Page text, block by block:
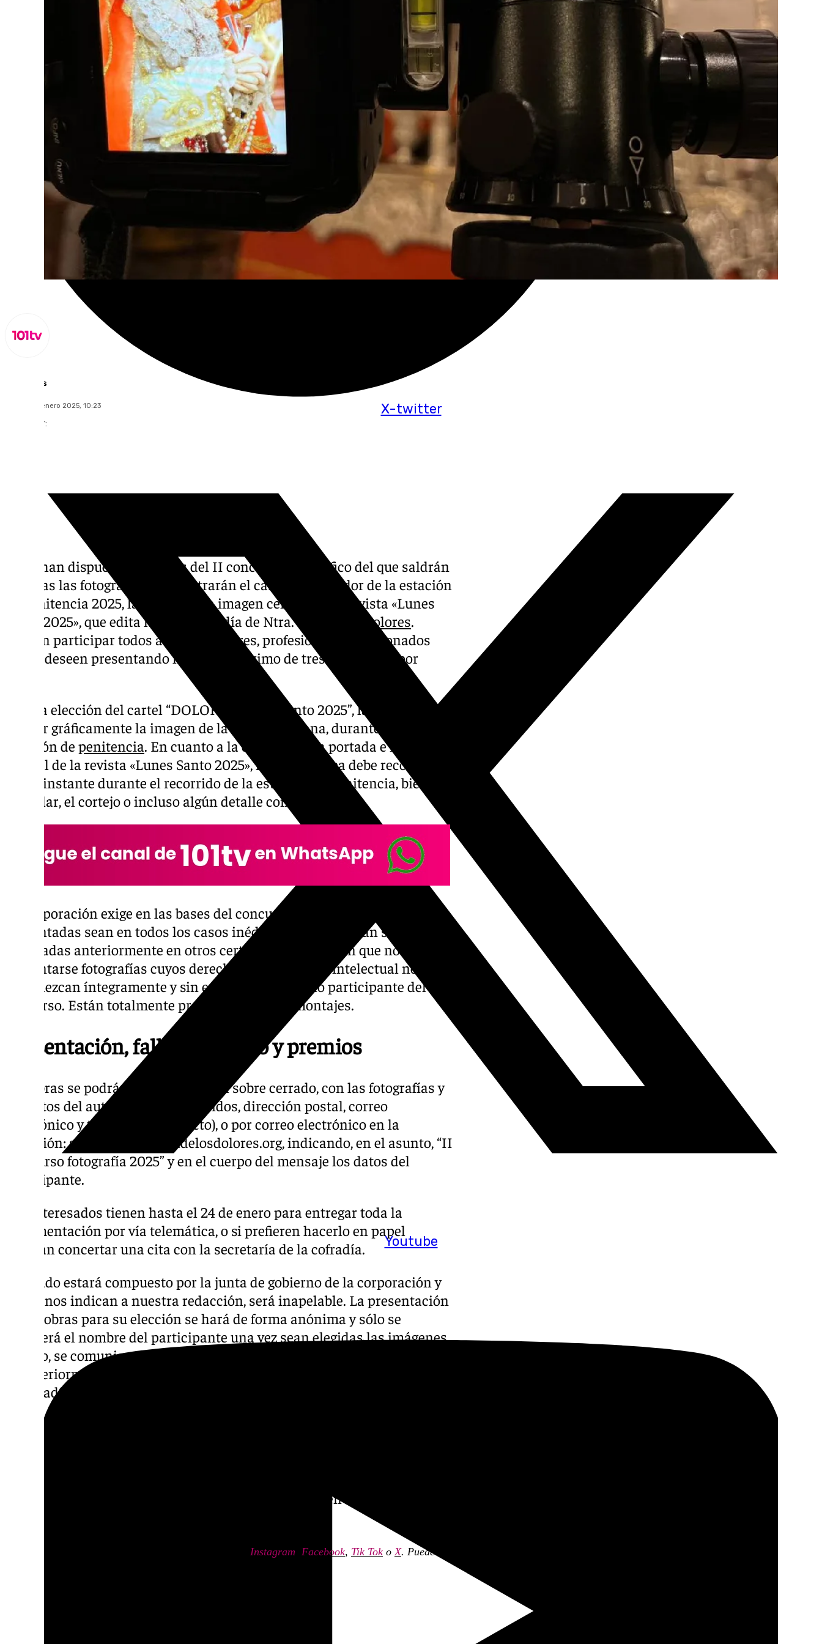
X-twitter
Youtube
Lynx Devs
martes, 14 enero 2025, 10:23
Compartir:
Ya se han dispuesto las bases del II concurso fotográfico del que saldrán
elegidas las fotografías que ilustrarán el cartel anunciador de la estación
de penitencia 2025, la portada y la imagen central de la revista «Lunes
Santo 2025», que edita la Real Cofradía de Ntra. Sra. de los
Dolores.
Podrán participar todos aquellos autores, profesionales o aficionados
que lo deseen presentando hasta un máximo de tres fotografías por
Para la elección del cartel “DOLORES Lunes Santo 2025”, la obra debe
exaltar gráficamente la imagen de la titular mariana, durante su
estación de penitencia. En cuanto a la elección de la portada e imagen
central de la revista «Lunes Santo 2025», la instantánea debe recoger
algún instante durante el recorrido de la estación de penitencia, bien de
la titular, el cortejo o incluso algún detalle concreto.
La corporación exige en las bases del concurso que las obras
presentadas sean en todos los casos inéditas y que no hayan sido
premiadas anteriormente en otros certámenes y resaltan que no podrán
presentarse fotografías cuyos derechos de propiedad intelectual no
pertenezcan íntegramente y sin excepción, al propio participante del
concurso. Están totalmente prohibidos los fotomontajes.
Presentación, fallo del jurado y premios
Las obras se podrán presentar en un sobre cerrado, con las fotografías y
los datos del autor, (nombre, apellidos, dirección postal, correo
electrónico y teléfono de contacto), o por correo electrónico en la
dirección:secretaria@virgendelosdolores.org, indicando, en el asunto, “II
Concurso fotografía 2025” y en el cuerpo del mensaje los datos del
participante.
Los interesados tienen hasta el 24 de enero para entregar toda la
documentación por vía telemática, o si prefieren hacerlo en papel
deberán concertar una cita con la secretaría de la cofradía.
El jurado estará compuesto por la junta de gobierno de la corporación y
según nos indican a nuestra redacción, será inapelable. La presentación
de las obras para su elección se hará de forma anónima y sólo se
conocerá el nombre del participante una vez sean elegidas las imágenes.
El fallo, se comunicará previamente a los autores de las obras ganadoras,
y posteriormente, se hará público a través de los canales de difusión de
la cofradía y de los medios de comunicación.
Las bases quedan a disposición de los participantes en la
Instagram Facebook, Tik Tok oX. Puedes